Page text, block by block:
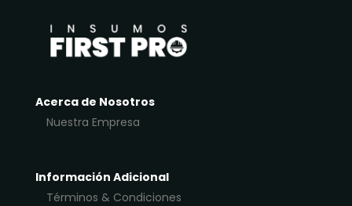
Acerca de Nosotros
Nuestra Empresa
Información Adicional
Términos & Condiciones